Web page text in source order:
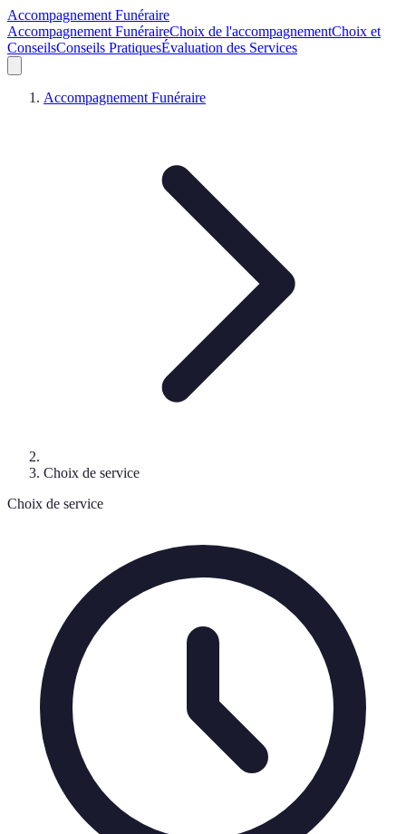
Accompagnement Funéraire
Accompagnement FunéraireChoix de l'accompagnementChoix et
ConseilsConseils PratiquesÉvaluation des Services
Accompagnement Funéraire
Choix de service
Choix de service